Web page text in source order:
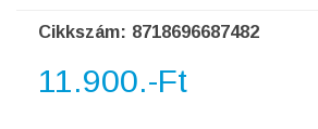
Cikkszám: 8718696687482
11.900.-Ft